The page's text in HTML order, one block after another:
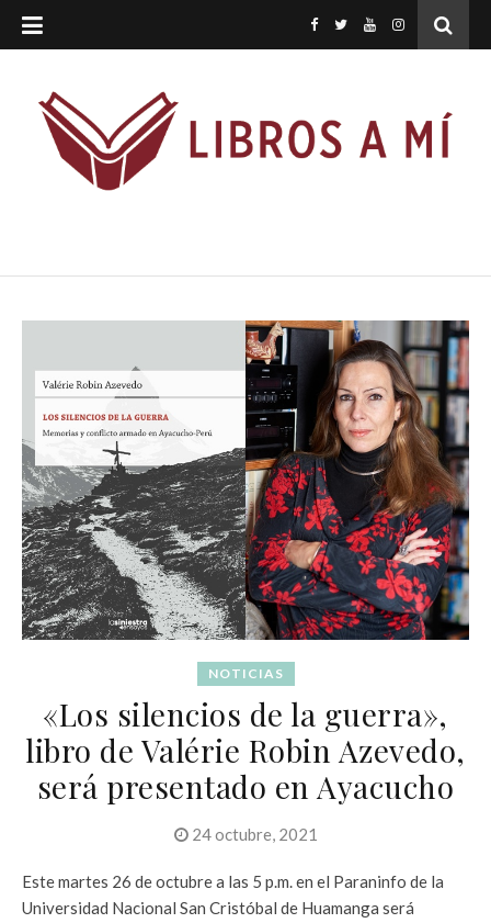
NOTICIAS
«Los silencios de la guerra»,
libro de Valérie Robin Azevedo,
será presentado en Ayacucho
24 octubre, 2021
Este martes 26 de octubre a las 5 p.m. en el Paraninfo de la
Universidad Nacional San Cristóbal de Huamanga será